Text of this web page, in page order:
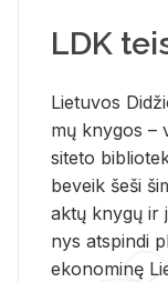
LDK
Lie­tu­vos
mų kny­gos –
si­te­to
be­veik šeši
aktų kny­gų ir
nys at­spin­di
eko­no­mi­nę